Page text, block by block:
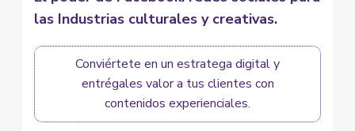
las Industrias culturales y creativas.
Conviértete en un estratega digital y
entrégales valor a tus clientes con
contenidos experienciales.